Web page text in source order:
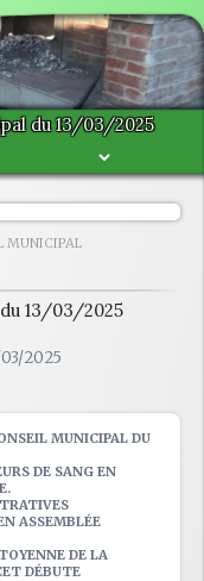
du 13/03/2025
MUNICIPAL
13/03/2025
2025
MUNICIPAL DU
DE SANG EN
ASSEMBLÉE
DE LA
DÉBUTE